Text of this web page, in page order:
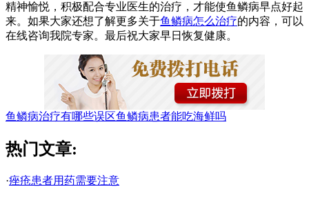
精神愉悦，积极配合专业医生的治疗，才能使鱼鳞病早点好起
来。如果大家还想了解更多关于鱼鳞病怎么治疗的内容，可以
在线咨询我院专家。最后祝大家早日恢复健康。
鱼鳞病治疗有哪些误区鱼鳞病患者能吃海鲜吗
热门文章:
·痤疮患者用药需要注意